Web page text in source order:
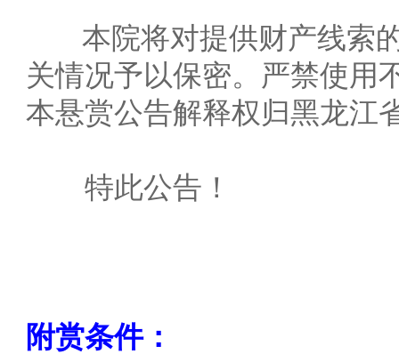
本院将对提供财产线索
关情况予以保密。严禁使用
本悬赏公告解释权归黑龙江
特此公告！
附赏条件：